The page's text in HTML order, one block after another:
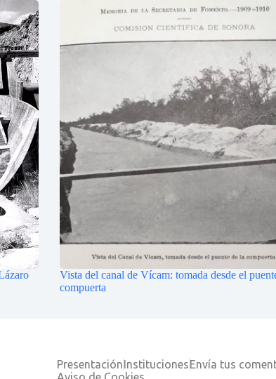
Vista del canal de Vícam: tomada desde el
compuerta
PresentaciónInstitucionesEnvía tus